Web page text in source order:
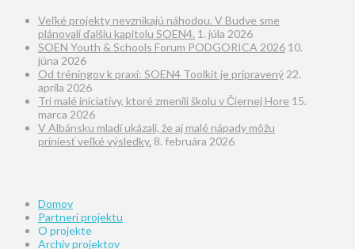
Veľké projekty nevznikajú náhodou. V Budve sme
plánovali ďalšiu kapitolu SOEN4. 1. júla 2026
SOEN Youth & Schools Forum PODGORICA 2026 10.
júna 2026
Od tréningov k praxi: SOEN4 Toolkit je pripravený 22.
apríla 2026
Tri malé iniciatívy, ktoré zmenili školu v Čiernej Hore 15.
marca 2026
V Albánsku mladí ukázali, že aj malé nápady môžu
priniesť veľké výsledky. 8. februára 2026
Domov
Partneri projektu
O projekte
Archív projektov